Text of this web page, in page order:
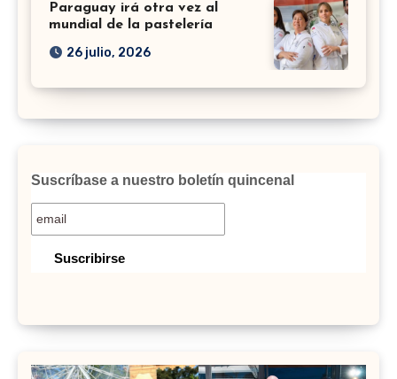
Paraguay irá otra vez al
mundial de la pastelería
26 julio, 2026
Suscríbase a nuestro boletín quincenal